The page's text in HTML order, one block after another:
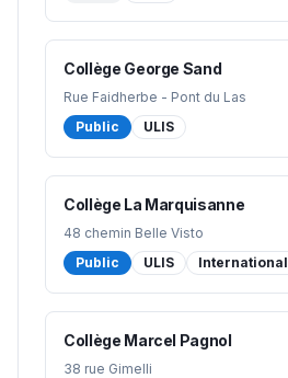
Collège George Sand
Rue Faidherbe - Pont du Las
Public
ULIS
Collège La Marquisanne
48 chemin Belle Visto
Public
ULIS International
Collège Marcel Pagnol
38 rue Gimelli